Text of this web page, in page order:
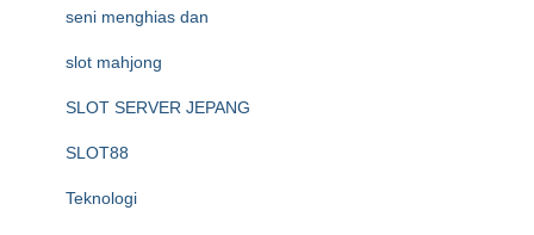
seni menghias dan
slot mahjong
SLOT SERVER JEPANG
SLOT88
Teknologi